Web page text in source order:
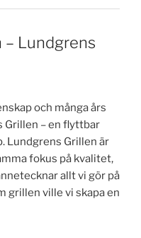
– Lundgrens
och många års
Grillen – en flyttbar
Lundgrens Grillen är
fokus på kvalitet,
allt vi gör på
grillen ville vi skapa en